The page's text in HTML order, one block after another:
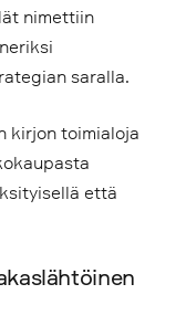
nimettiin
saralla.
kirjon toimialoja
että